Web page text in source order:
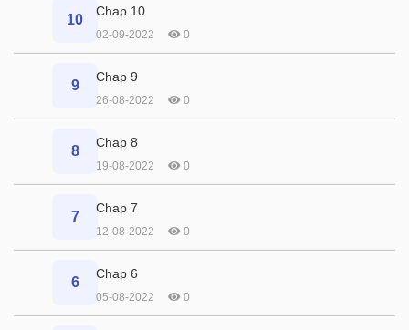
10
Chap 10
02-09-2022 0
9
Chap 9
26-08-2022 0
8
Chap 8
19-08-2022 0
7
Chap 7
12-08-2022 0
6
Chap 6
05-08-2022 0